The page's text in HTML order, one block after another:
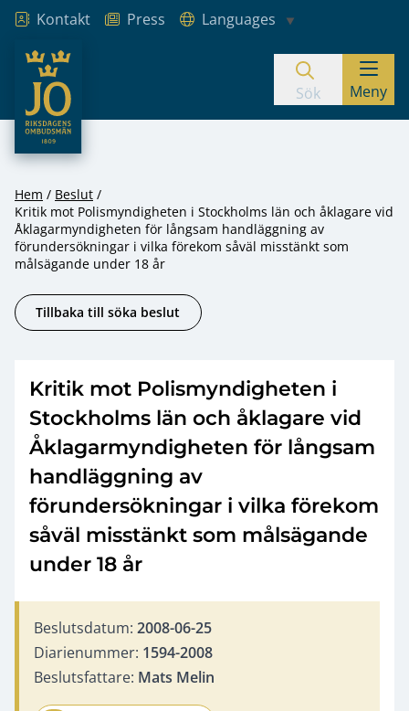
Hoppa till innehåll
Kontakt Press
Languages
JO – Riksdagens Ombudsmän
Sök Meny
Hem
Beslut
Kritik mot Polismyndigheten i Stockholms län och åklagare vid
Åklagarmyndigheten för långsam handläggning av
förundersökningar i vilka förekom såväl misstänkt som
målsägande under 18 år
Tillbaka till söka beslut
Kritik mot Polismyndigheten i
Stockholms län och åklagare vid
Åklagarmyndigheten för långsam
handläggning av
förundersökningar i vilka förekom
såväl misstänkt som målsägande
under 18 år
Beslutsdatum: 2008-06-25
Diarienummer: 1594-2008
Beslutsfattare: Mats Melin